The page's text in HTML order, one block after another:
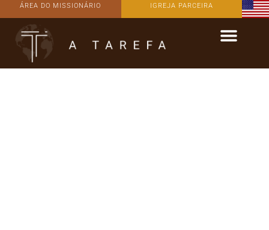
ÁREA DO MISSIONÁRIO IGREJA PARCEIRA